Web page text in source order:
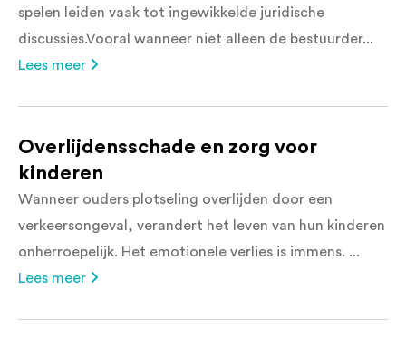
spelen leiden vaak tot ingewikkelde juridische
discussies.Vooral wanneer niet alleen de bestuurder...
Lees meer
Overlijdensschade en zorg voor
kinderen
Wanneer ouders plotseling overlijden door een
verkeersongeval, verandert het leven van hun kinderen
onherroepelijk. Het emotionele verlies is immens. ...
Lees meer